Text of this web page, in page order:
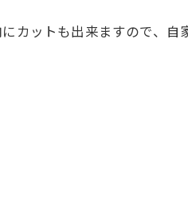
カットも出来ますので、